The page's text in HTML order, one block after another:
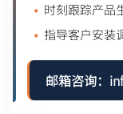
时刻跟踪产品
指导客户安装
邮箱咨询：